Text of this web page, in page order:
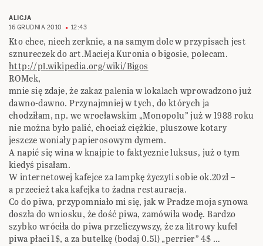
ALICJA
16 GRUDNIA 2010
12:43
Kto chce, niech zerknie, a na samym dole w przypisach jest
sznureczek do art.Macieja Kuronia o bigosie, polecam.
http://pl.wikipedia.org/wiki/Bigos
ROMek,
mnie się zdaje, że zakaz palenia w lokalach wprowadzono już
dawno-dawno. Przynajmniej w tych, do których ja
chodziłam, np. we wrocławskim „Monopolu” już w 1988 roku
nie można było palić, chociaż ciężkie, pluszowe kotary
jeszcze woniały papierosowym dymem.
A napić się wina w knajpie to faktycznie luksus, już o tym
kiedyś pisałam.
W internetowej kafejce za lampkę życzyli sobie ok.20zł –
a przecież taka kafejka to żadna restauracja.
Co do piwa, przypomniało mi się, jak w Pradze moja synowa
doszła do wniosku, że dość piwa, zamówiła wodę. Bardzo
szybko wróciła do piwa przeliczywszy, że za litrowy kufel
piwa płaci 1$, a za butelkę (bodaj 0.5l) „perrier” 4$ …